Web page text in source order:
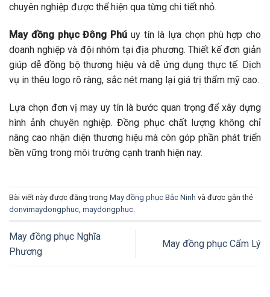
chuyên nghiệp được thể hiện qua từng chi tiết nhỏ.
May đồng phục Đông Phú uy tín là lựa chọn phù hợp cho
doanh nghiệp và đội nhóm tại địa phương. Thiết kế đơn giản
giúp dễ đồng bộ thương hiệu và dễ ứng dụng thực tế. Dịch
vụ in thêu logo rõ ràng, sắc nét mang lại giá trị thẩm mỹ cao.
Lựa chọn đơn vị may uy tín là bước quan trọng để xây dựng
hình ảnh chuyên nghiệp. Đồng phục chất lượng không chỉ
nâng cao nhận diện thương hiệu mà còn góp phần phát triển
bền vững trong môi trường cạnh tranh hiện nay.
Bài viết này được đăng trong May đồng phục Bắc Ninh và được gắn thẻ
donvimaydongphuc maydongphuc
May đồng phục Nghĩa
Phương
May đồng phục Cẩm Lý